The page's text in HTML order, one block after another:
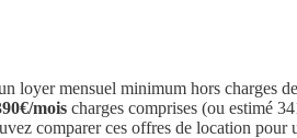
loyer mensuel minimum hors charges de
mois charges comprises (ou estimé
comparer ces offres de location